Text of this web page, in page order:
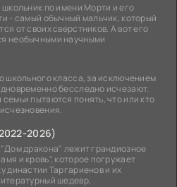
по имени Морти и его
- самый обычный мальчик, который
от своих сверстников. А вот его
необычными научными
школьного класса, за исключением
бесследно исчезают.
пытаются понять, что или кто
2026)
дракона" лежит грандиозное
и кровь", которое погружает
династии Таргариенов и их
шедевр,